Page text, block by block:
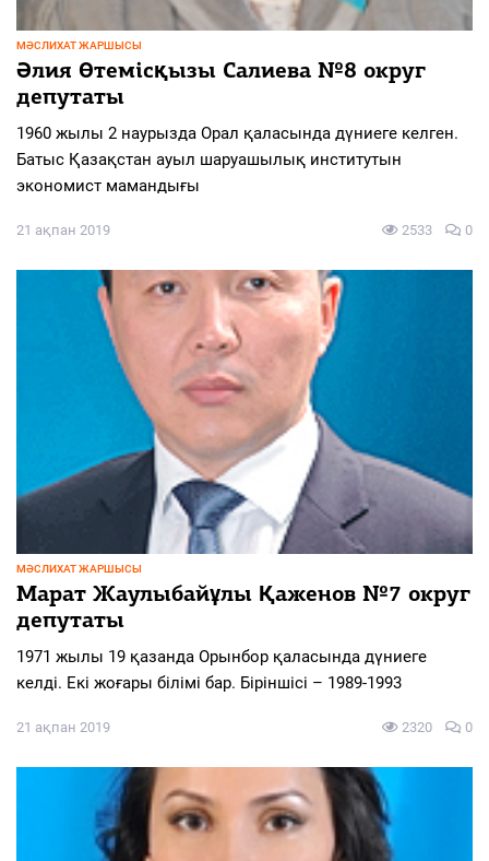
МӘСЛИХАТ ЖАРШЫСЫ
Әлия Өтемісқызы Салиева №8 округ
депутаты
1960 жылы 2 наурызда Орал қаласында дүниеге келген.
Батыс Қазақстан ауыл шаруашылық институтын
экономист мамандығы
21 ақпан 2019 2533 0
МӘСЛИХАТ ЖАРШЫСЫ
Марат Жаулыбайұлы Қаженов №7 округ
депутаты
1971 жылы 19 қазанда Орынбор қаласында дүниеге
келді. Екі жоғары білімі бар. Біріншісі – 1989-1993
21 ақпан 2019 2320 0